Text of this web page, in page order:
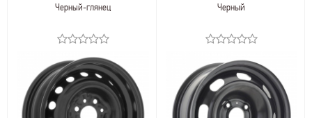
Черный-глянец
Черный